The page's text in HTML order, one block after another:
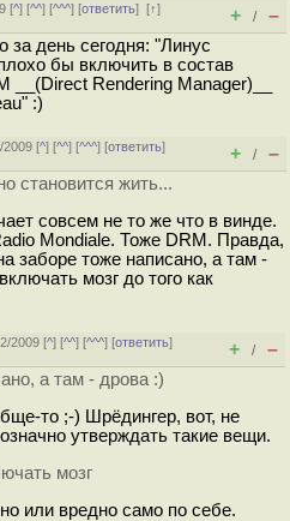
[^] [^^] [^^^] [ответить][↑]
+ / –
за день сегодня: "Линус
бы включить в состав
__(Direct Rendering Manager)__
:)
2009 [^] [^^] [^^^] [ответить]
+ / –
становится жить...
совсем не то же что в винде.
Mondiale. Тоже DRM. Правда,
заборе тоже написано, а там -
мозг до того как
2009 [^] [^^] [^^^] [ответить]
+ / –
а там - дрова :)
то ;-) Шрёдингер, вот, не
утверждать такие вещи.
мозг
или вредно само по себе.